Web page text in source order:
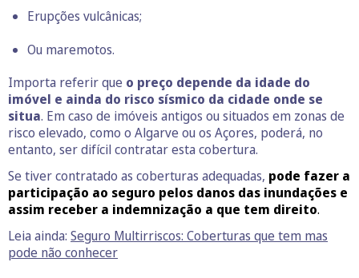
Erupções vulcânicas;
Ou maremotos.
Importa referir que o preço depende da idade do
imóvel e ainda do risco sísmico da cidade onde se
situa. Em caso de imóveis antigos ou situados em zonas de
risco elevado, como o Algarve ou os Açores, poderá, no
entanto, ser difícil contratar esta cobertura.
Se tiver contratado as coberturas adequadas, pode fazer a
participação ao seguro pelos danos das inundações e
assim receber a indemnização a que tem direito.
Leia ainda: Seguro Multirriscos: Coberturas que tem mas
pode não conhecer